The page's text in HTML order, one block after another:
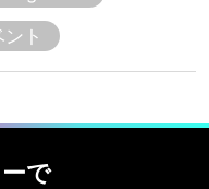
ント
で